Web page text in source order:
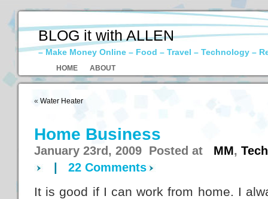
BLOG it with ALLEN
– Make Money Online – Food – Travel – Technology –
HOME ABOUT
« Water Heater
Home Business
January 23rd, 2009 Posted at MM,
22 Comments
It is good if I can work from home. I